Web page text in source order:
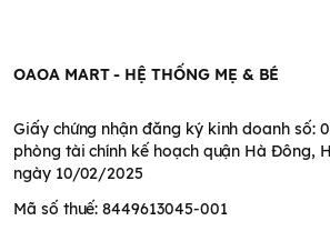
có bổ sung canxi, chất xơ, vitamin,...
phát triển cơ hàm của bé mạnh mẽ hơn
Không có chất bảo quản, hương liệu và
Sản phẩm có chứa sắt, là một trong
thiết cho sự phát triển của bé.
Mỗi gói sản phẩm chứa 150mg canxi.
OAOA MART - HỆ THỐNG MẸ & BÉ
Giấy chứng nhận đăng ký kinh doanh số:
phòng tài chính kế hoạch quận Hà Đông,
ngày 10/02/2025
Mã số thuế: 8449613045-001